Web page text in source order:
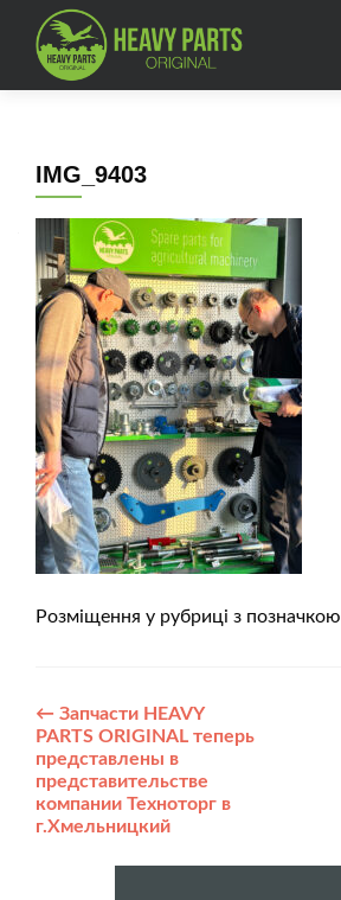
IMG_9403
Розміщення у рубриці з позначкою
Post
navigation
← Запчасти HEAVY
PARTS ORIGINAL теперь
представлены в
представительстве
компании Техноторг в
г.Хмельницкий